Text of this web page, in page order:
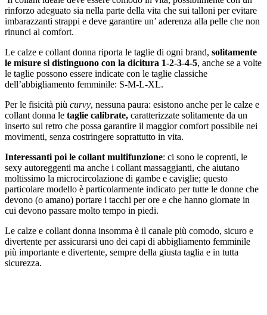
rinforzo adeguato sia nella parte della vita che sui talloni per evitare
imbarazzanti strappi e deve garantire un’ aderenza alla pelle che non
rinunci al comfort.
Le calze e collant donna riporta le taglie di ogni brand, solitamente
le misure si distinguono con la dicitura 1-2-3-4-5, anche se a volte
le taglie possono essere indicate con le taglie classiche
dell’abbigliamento femminile: S-M-L-XL.
Per le fisicità più curvy, nessuna paura: esistono anche per le calze e
collant donna le taglie calibrate, caratterizzate solitamente da un
inserto sul retro che possa garantire il maggior comfort possibile nei
movimenti, senza costringere soprattutto in vita.
Interessanti poi le collant multifunzione: ci sono le coprenti, le
sexy autoreggenti ma anche i collant massaggianti, che aiutano
moltissimo la microcircolazione di gambe e caviglie; questo
particolare modello è particolarmente indicato per tutte le donne che
devono (o amano) portare i tacchi per ore e che hanno giornate in
cui devono passare molto tempo in piedi.
Le calze e collant donna insomma è il canale più comodo, sicuro e
divertente per assicurarsi uno dei capi di abbigliamento femminile
più importante e divertente, sempre della giusta taglia e in tutta
sicurezza.